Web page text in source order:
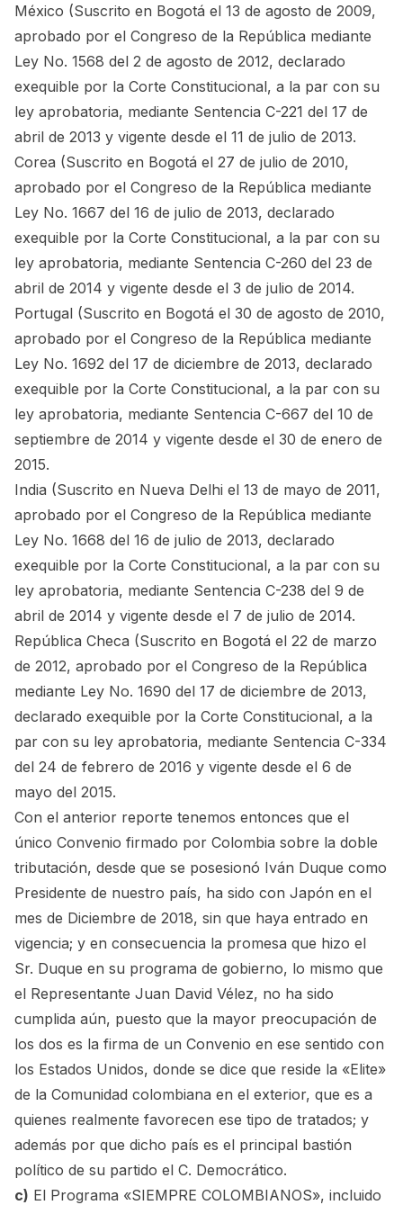
México (Suscrito en Bogotá el 13 de agosto de 2009,
aprobado por el Congreso de la República mediante
Ley No. 1568 del 2 de agosto de 2012, declarado
exequible por la Corte Constitucional, a la par con su
ley aprobatoria, mediante Sentencia C-221 del 17 de
abril de 2013 y vigente desde el 11 de julio de 2013.
Corea (Suscrito en Bogotá el 27 de julio de 2010,
aprobado por el Congreso de la República mediante
Ley No. 1667 del 16 de julio de 2013, declarado
exequible por la Corte Constitucional, a la par con su
ley aprobatoria, mediante Sentencia C-260 del 23 de
abril de 2014 y vigente desde el 3 de julio de 2014.
Portugal (Suscrito en Bogotá el 30 de agosto de 2010,
aprobado por el Congreso de la República mediante
Ley No. 1692 del 17 de diciembre de 2013, declarado
exequible por la Corte Constitucional, a la par con su
ley aprobatoria, mediante Sentencia C-667 del 10 de
septiembre de 2014 y vigente desde el 30 de enero de
2015.
India (Suscrito en Nueva Delhi el 13 de mayo de 2011,
aprobado por el Congreso de la República mediante
Ley No. 1668 del 16 de julio de 2013, declarado
exequible por la Corte Constitucional, a la par con su
ley aprobatoria, mediante Sentencia C-238 del 9 de
abril de 2014 y vigente desde el 7 de julio de 2014.
República Checa (Suscrito en Bogotá el 22 de marzo
de 2012, aprobado por el Congreso de la República
mediante Ley No. 1690 del 17 de diciembre de 2013,
declarado exequible por la Corte Constitucional, a la
par con su ley aprobatoria, mediante Sentencia C-334
del 24 de febrero de 2016 y vigente desde el 6 de
mayo del 2015.
Con el anterior reporte tenemos entonces que el
único Convenio firmado por Colombia sobre la doble
tributación, desde que se posesionó Iván Duque como
Presidente de nuestro país, ha sido con Japón en el
mes de Diciembre de 2018, sin que haya entrado en
vigencia; y en consecuencia la promesa que hizo el
Sr. Duque en su programa de gobierno, lo mismo que
el Representante Juan David Vélez, no ha sido
cumplida aún, puesto que la mayor preocupación de
los dos es la firma de un Convenio en ese sentido con
los Estados Unidos, donde se dice que reside la «Elite»
de la Comunidad colombiana en el exterior, que es a
quienes realmente favorecen ese tipo de tratados; y
además por que dicho país es el principal bastión
político de su partido el C. Democrático.
c) El Programa «SIEMPRE COLOMBIANOS», incluido